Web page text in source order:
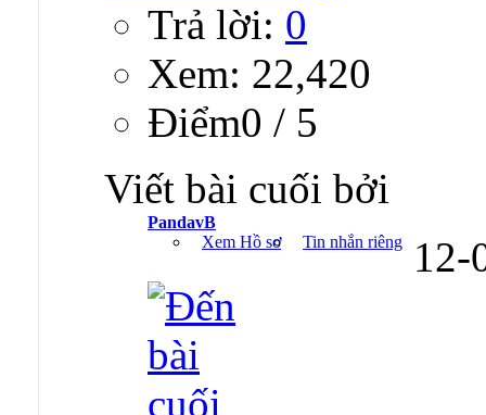
Trả lời: 0
Xem: 22,420
Ðiểm0 / 5
Viết bài cuối bởi
PandavB
Xem Hồ sơ
Tin nhắn riêng